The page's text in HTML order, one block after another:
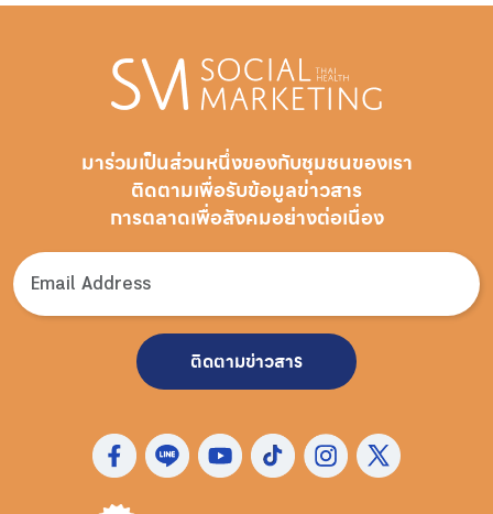
มาร่วมเป็นส่วนหนึ่งของกับชุมชนของเรา
ติดตามเพื่อรับข้อมูลข่าวสาร
การตลาดเพื่อสังคมอย่างต่อเนื่อง
ติดตามข่าวสาร